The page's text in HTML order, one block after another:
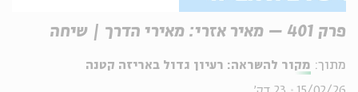
פרק 401 – מאיר אזרי: מאירי הדרך | שיחה
מתוך: מקור להשראה: רעיון גדול באריזה קטנה